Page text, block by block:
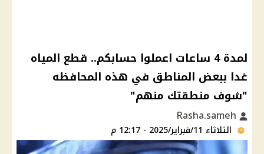
لمدة 4 ساعات اعملوا حسابكم.. قطع المياه
غدا ببعض المناطق في هذه المحافظه
"شوف منطقتك منهم"
الثلاثاء 11/فبراير/2025 - 12:17 م